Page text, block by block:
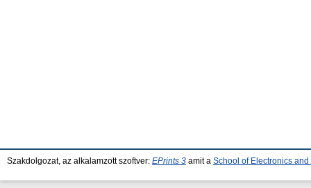
Szakdolgozat, az alkalamzott szoftver: EPrints 3 amit a School of Electronics